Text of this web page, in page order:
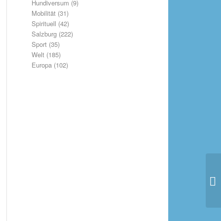
Hundiversum (9)
Mobilität(31)
Spirituell (42)
Salzburg(222)
Sport(35)
Welt(185)
Europa(102)